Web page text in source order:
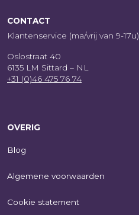
CONTACT
Klantenservice (ma/vrij van 9-17u)
Oslostraat 40
6135 LM Sittard – NL
+31 (0)46 475 76 74
OVERIG
Blog
Algemene voorwaarden
Cookie statement